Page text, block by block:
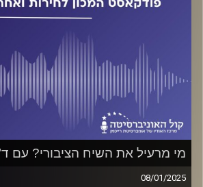
מי מרעיל את השיח הציבורי? עם
08/01/2025